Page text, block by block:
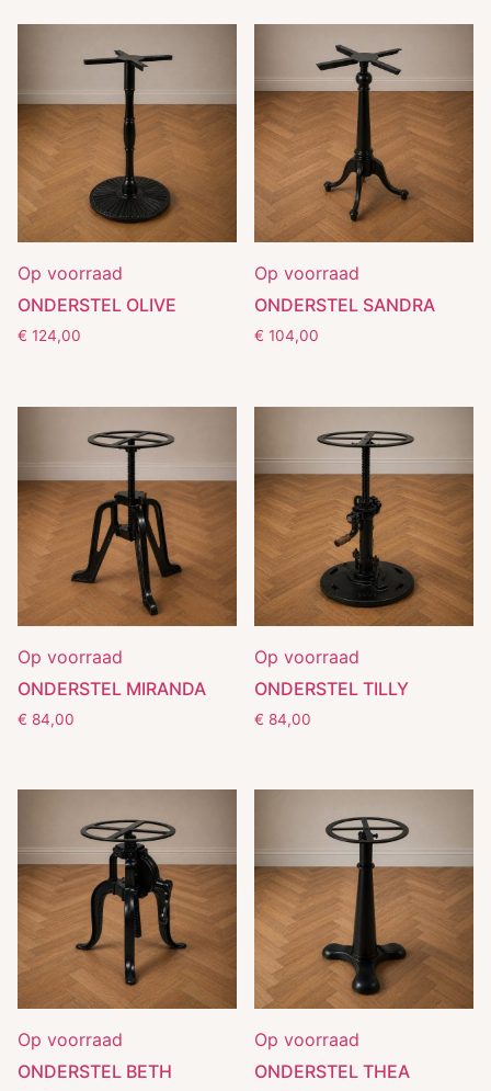
Op voorraad
ONDERSTEL OLIVE
€ 124,00
Op voorraad
ONDERSTEL SANDRA
€ 104,00
Op voorraad
ONDERSTEL MIRANDA
€ 84,00
Op voorraad
ONDERSTEL TILLY
€ 84,00
Op voorraad
ONDERSTEL BETH
Op voorraad
ONDERSTEL THEA